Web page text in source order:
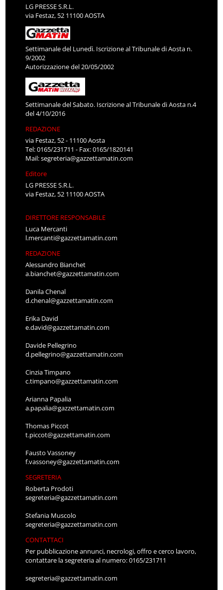
LG PRESSE S.R.L.
via Festaz, 52 11100 AOSTA
Settimanale del Lunedì. Iscrizione al Tribunale di Aosta n.
9/2002
Autorizzazione del 20/05/2002
Settimanale del Sabato. Iscrizione al Tribunale di Aosta n.4
del 4/10/2016
REDAZIONE
via Festaz, 52 - 11100 Aosta
Tel: 0165/231711 - Fax: 0165/1820141
Mail:segreteria@gazzettamatin.com
Editore
LG PRESSE S.R.L.
via Festaz, 52 11100 AOSTA
DIRETTORE RESPONSABILE
Luca Mercanti
l.mercanti@gazzettamatin.com
REDAZIONE
Alessandro Bianchet
a.bianchet@gazzettamatin.com
Danila Chenal
d.chenal@gazzettamatin.com
Erika David
e.david@gazzettamatin.com
Davide Pellegrino
d.pellegrino@gazzettamatin.com
Cinzia Timpano
c.timpano@gazzettamatin.com
Arianna Papalia
a.papalia@gazzettamatin.com
Thomas Piccot
t.piccot@gazzettamatin.com
Fausto Vassoney
f.vassoney@gazzettamatin.com
SEGRETERIA
Roberta Prodoti
segreteria@gazzettamatin.com
Stefania Muscolo
segreteria@gazzettamatin.com
CONTATTACI
Per pubblicazione annunci, necrologi, offro e cerco lavoro,
contattare la segreteria al numero: 0165/231711
segreteria@gazzettamatin.com